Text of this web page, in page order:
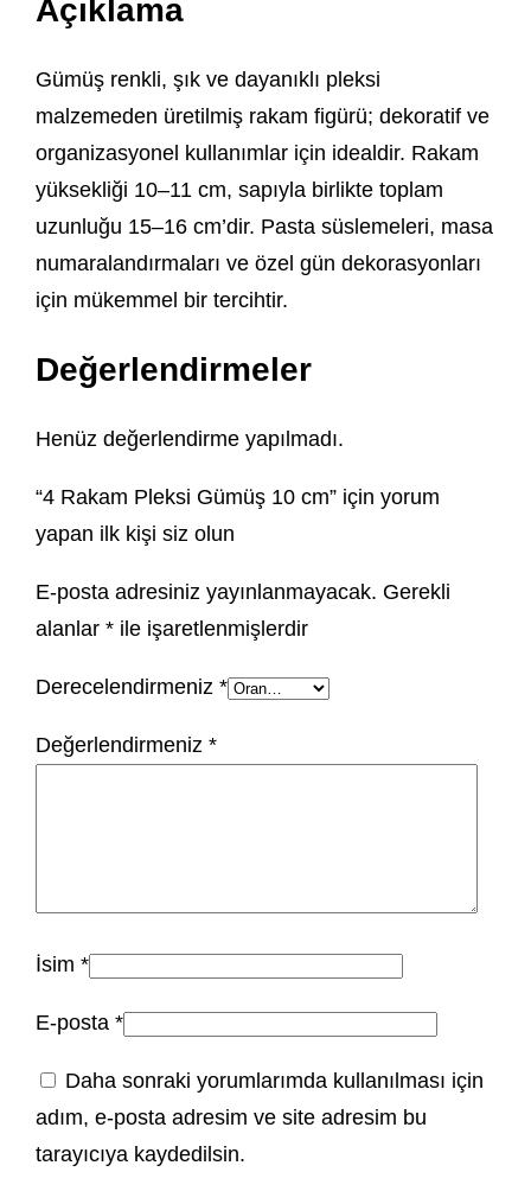
Açıklama
Gümüş renkli, şık ve dayanıklı pleksi
malzemeden üretilmiş rakam figürü; dekoratif ve
organizasyonel kullanımlar için idealdir. Rakam
yüksekliği 10–11 cm, sapıyla birlikte toplam
uzunluğu 15–16 cm’dir. Pasta süslemeleri, masa
numaralandırmaları ve özel gün dekorasyonları
için mükemmel bir tercihtir.
Değerlendirmeler
Henüz değerlendirme yapılmadı.
“4 Rakam Pleksi Gümüş 10 cm” için yorum
yapan ilk kişi siz olun
E-posta adresiniz yayınlanmayacak. Gerekli
alanlar* ile işaretlenmişlerdir
Derecelendirmeniz*
Değerlendirmeniz*
İsim*
E-posta*
Daha sonraki yorumlarımda kullanılması için
adım, e-posta adresim ve site adresim bu
tarayıcıya kaydedilsin.